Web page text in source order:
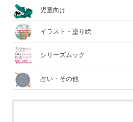
児童向け
イラスト・塗り絵
シリーズムック
占い・その他